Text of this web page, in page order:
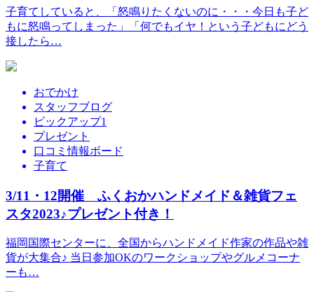
子育てしていると、「怒鳴りたくないのに・・・今日も子ど
もに怒鳴ってしまった」「何でもイヤ！という子どもにどう
接したら…
おでかけ
スタッフブログ
ピックアップ1
プレゼント
口コミ情報ボード
子育て
3/11・12開催 ふくおかハンドメイド＆雑貨フェ
スタ2023♪プレゼント付き！
福岡国際センターに、全国からハンドメイド作家の作品や雑
貨が大集合♪ 当日参加OKのワークショップやグルメコーナ
ーも…